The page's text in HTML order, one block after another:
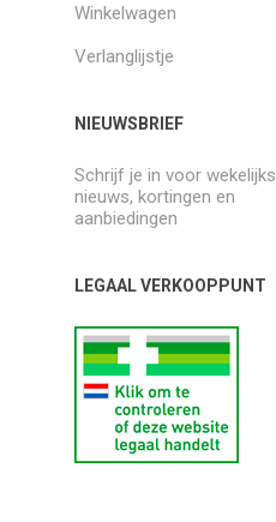
Winkelwagen
Verlanglijstje
NIEUWSBRIEF
Schrijf je in voor wekelijks
nieuws, kortingen en
aanbiedingen
LEGAAL VERKOOPPUNT